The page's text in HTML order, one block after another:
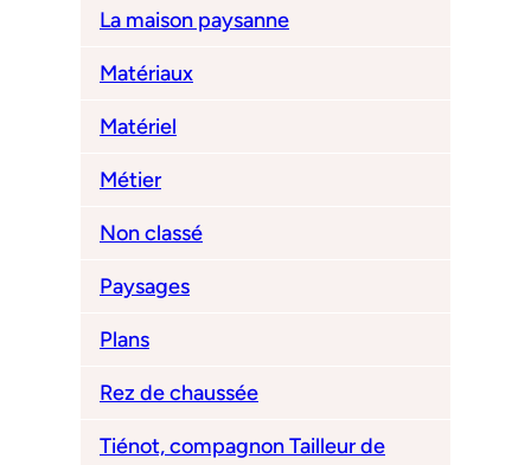
La maison paysanne
Matériaux
Matériel
Métier
Non classé
Paysages
Plans
Rez de chaussée
Tiénot, compagnon Tailleur de